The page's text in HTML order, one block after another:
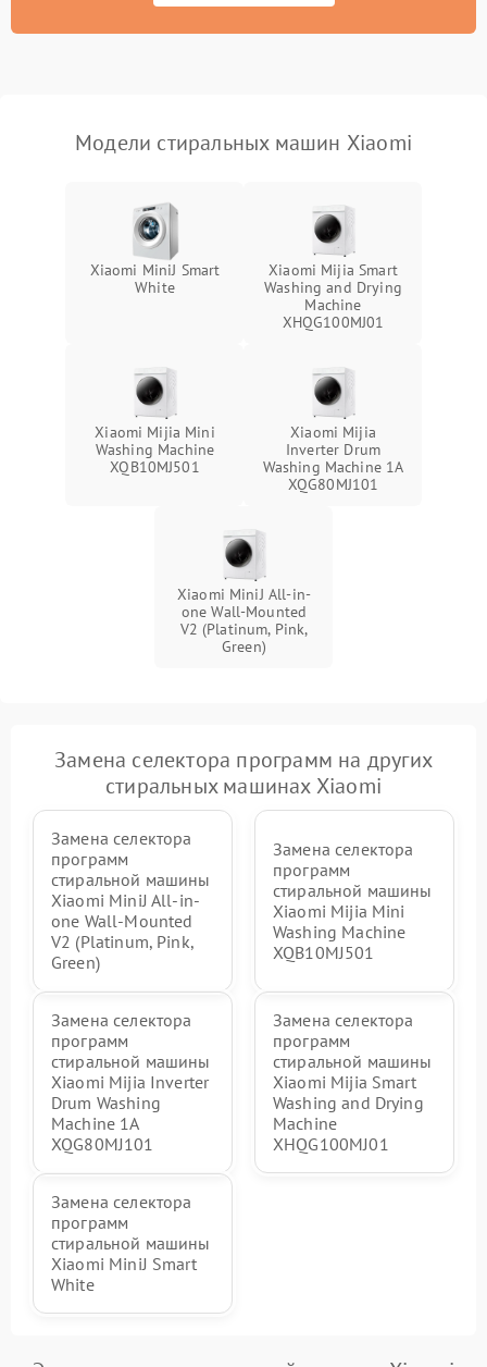
Модели стиральных машин Xiaomi
Xiaomi MiniJ Smart
White
Xiaomi Mijia Smart
Washing and Drying
Machine
XHQG100MJ01
Xiaomi Mijia Mini
Washing Machine
XQB10MJ501
Xiaomi Mijia
Inverter Drum
Washing Machine 1A
XQG80MJ101
Xiaomi MiniJ All-in-
one Wall-Mounted
V2 (Platinum, Pink,
Green)
Замена селектора программ на других
стиральных машинах Xiaomi
Замена селектора
программ
стиральной машины
Xiaomi MiniJ All-in-
one Wall-Mounted
V2 (Platinum, Pink,
Green)
Замена селектора
программ
стиральной машины
Xiaomi Mijia Mini
Washing Machine
XQB10MJ501
Замена селектора
программ
стиральной машины
Xiaomi Mijia Inverter
Drum Washing
Machine 1A
XQG80MJ101
Замена селектора
программ
стиральной машины
Xiaomi Mijia Smart
Washing and Drying
Machine
XHQG100MJ01
Замена селектора
программ
стиральной машины
Xiaomi MiniJ Smart
White